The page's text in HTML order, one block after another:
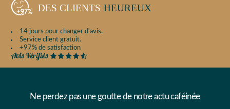
DES CLIENTS HEUREUX
14 jours pour changer d'avis.
Service client gratuit.
+97% de satisfaction
Ne perdez pas une goutte de notre actu caféinée